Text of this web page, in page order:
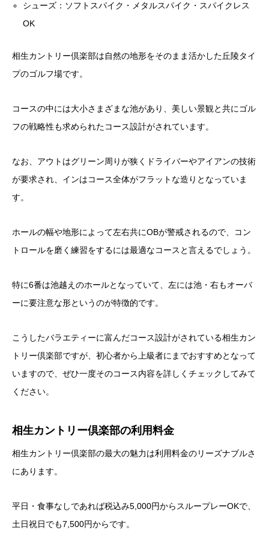
シューズ：ソフトスパイク・メタルスパイク・スパイクレス
OK
相生カントリー倶楽部は自然の地形をそのまま活かした丘陵タイ
プのゴルフ場です。
コースの中には大小さまざまな池があり、美しい景観と共にゴル
フの戦略性も求められたコース設計がされています。
なお、アウトはグリーン周りが狭くドライバーやアイアンの技術
が要求され、インはコース全体がフラットな造りとなっていま
す。
ホールの幅や地形によって左右共にOBが警戒されるので、コン
トロールを磨く練習をするには最適なコースと言えるでしょう。
特に6番は池越えのホールとなっていて、左には池・右もオーバ
ーに要注意な形というのが特徴的です。
こうしたバラエティーに富んだコース設計がされている相生カン
トリー倶楽部ですが、初心者から上級者にまでおすすめとなって
いますので、ぜひ一度そのコース内容を詳しくチェックしてみて
ください。
相生カントリー倶楽部の利用料金
相生カントリー倶楽部の最大の魅力は利用料金のリーズナブルさ
にあります。
平日・食事なしであれば税込み5,000円からスループレーOKで、
土日祝日でも7,500円からです。